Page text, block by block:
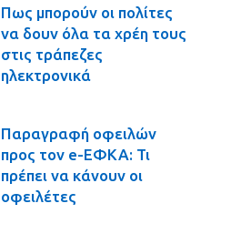
Πως μπορούν οι πολίτες
να δουν όλα τα χρέη τους
στις τράπεζες
ηλεκτρονικά
Παραγραφή οφειλών
προς τον e-ΕΦΚΑ: Τι
πρέπει να κάνουν οι
οφειλέτες